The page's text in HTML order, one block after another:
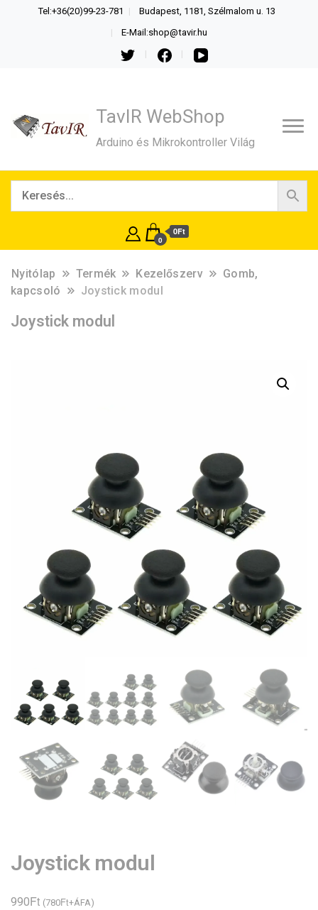
Tel:+36(20)99-23-781 Budapest, 1181, Szélmalom u. 13
E-Mail:shop@tavir.hu
TavIR WebShop
Arduino és Mikrokontroller Világ
0
0Ft
Nyitólap Termék Kezelőszerv
Gomb,
kapcsoló
Joystick modul
Joystick modul
Joystick modul
990Ft (780Ft+ÁFA)